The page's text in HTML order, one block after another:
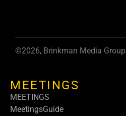
©2026, Brinkman Media Group
MEETINGS
MEETINGS
MeetingsGuide